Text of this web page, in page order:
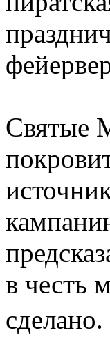
Святые
в честь